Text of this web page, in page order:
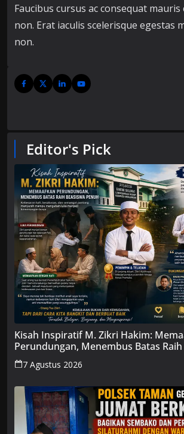
Faucibus cursus ac consequat mauris
non. Erat iaculis scelerisque egestas
non.
Editor's Pick
Kisah Inspiratif M. Zikri Hakim:
Perundungan, Menembus Batas Raih
Penuh
7 Agustus 2026